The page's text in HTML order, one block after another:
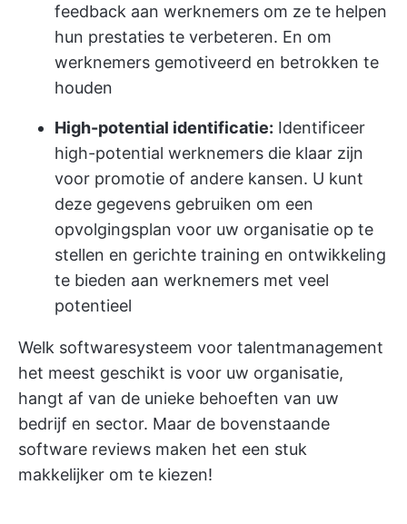
feedback aan werknemers om ze te helpen
hun prestaties te verbeteren. En om
werknemers gemotiveerd en betrokken te
houden
High-potential identificatie: Identificeer
high-potential werknemers die klaar zijn
voor promotie of andere kansen. U kunt
deze gegevens gebruiken om een
opvolgingsplan voor uw organisatie op te
stellen en gerichte training en ontwikkeling
te bieden aan werknemers met veel
potentieel
Welk softwaresysteem voor talentmanagement
het meest geschikt is voor uw organisatie,
hangt af van de unieke behoeften van uw
bedrijf en sector. Maar de bovenstaande
software reviews maken het een stuk
makkelijker om te kiezen!